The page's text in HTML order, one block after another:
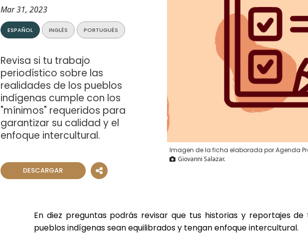
Imagen de la ficha elaborada por Agenda
Giovanni Salazar.
Mar 31, 2023
ESPAÑOL INGLÉS PORTUGUÉS
Revisa si tu trabajo
periodístico sobre las
realidades de los pueblos
indígenas cumple con los
"mínimos" requeridos para
garantizar su calidad y el
enfoque intercultural.
DESCARGAR
En diez preguntas podrás revisar que tus historias y reportajes
pueblos indígenas sean equilibrados y tengan enfoque intercultural.